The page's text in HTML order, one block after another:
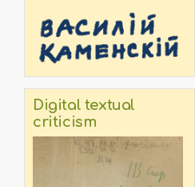
Digital textual
criticism